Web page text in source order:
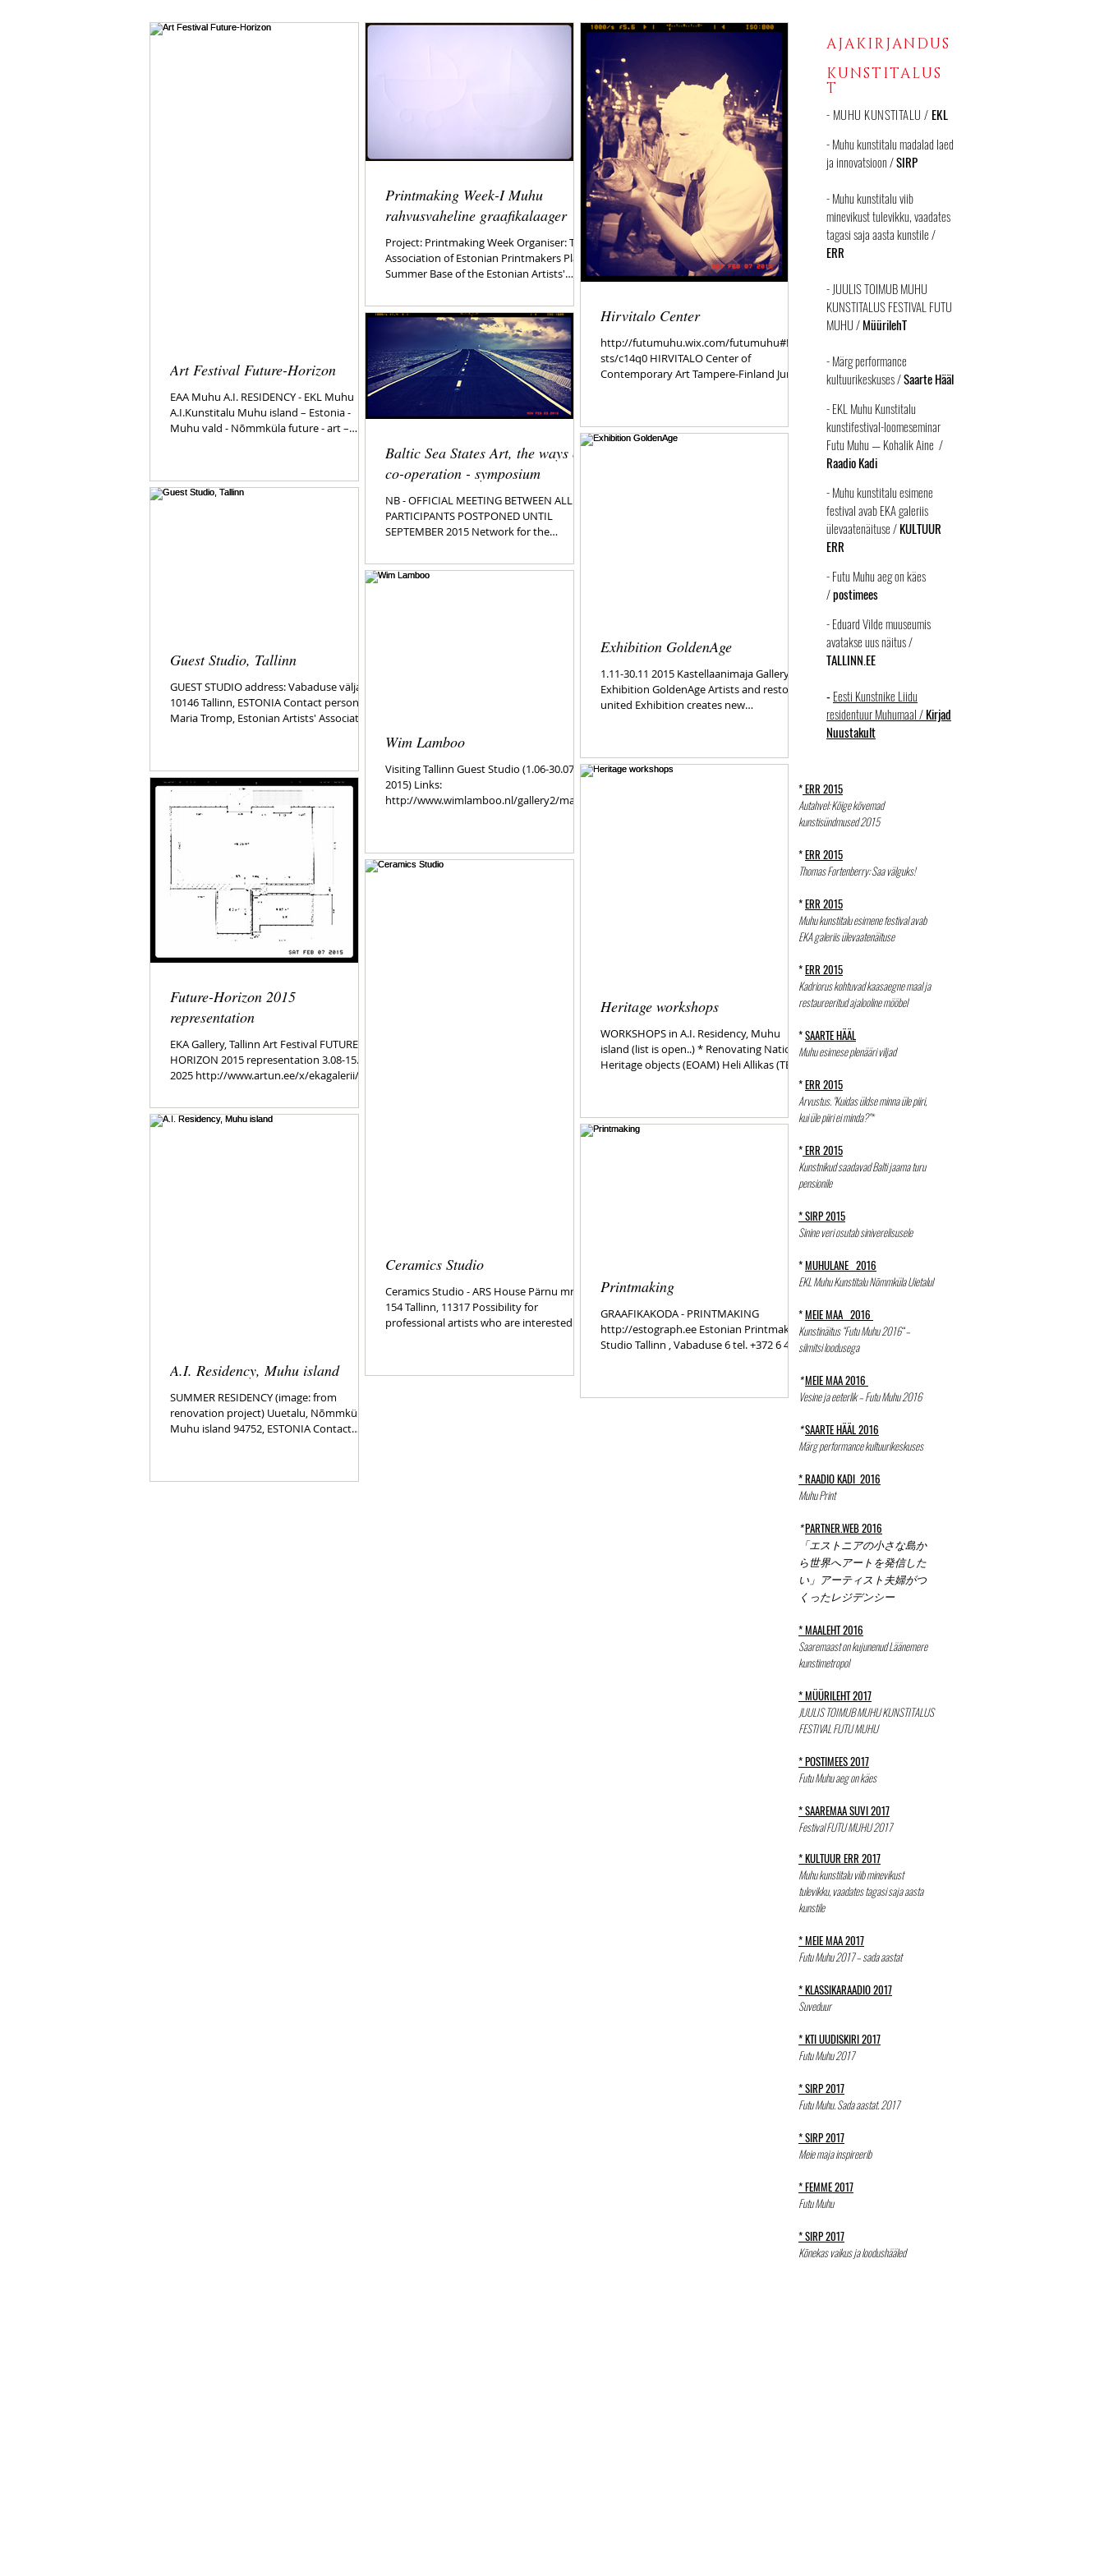
Art Festival Future-Horizon
EAA Muhu A.I. RESIDENCY - EKL Muhu
A.I.Kunstitalu Muhu island – Estonia -
Muhu vald - Nõmmküla future - art –
Printmaking Week-I Muhu
rahvusvaheline graafikalaager
Project: Printmaking Week Organiser: The
Association of Estonian Printmakers Place:
Summer Base of the Estonian Artists'
Hirvitalo Center
http://futumuhu.wix.com/futumuhu#!arti
sts/c14q0 HIRVITALO Center of
Contemporary Art Tampere-Finland June-
Guest Studio, Tallinn
GUEST STUDIO address: Vabaduse väljak 6,
10146 Tallinn, ESTONIA Contact person:
Maria Tromp, Estonian Artists' Association
Baltic Sea States Art, the ways of
co-operation - symposium
NB - OFFICIAL MEETING BETWEEN ALL
PARTICIPANTS POSTPONED UNTIL
SEPTEMBER 2015 Network for the
Exhibition GoldenAge
1.11-30.11 2015 Kastellaanimaja Gallery
Exhibition GoldenAge Artists and restorers
united Exhibition creates new
Future-Horizon 2015
representation
EKA Gallery, Tallinn Art Festival FUTURE-
HORIZON 2015 representation 3.08-15.08.
2025 http://www.artun.ee/x/ekagalerii/
Wim Lamboo
Visiting Tallinn Guest Studio (1.06-30.07.
2015) Links:
http://www.wimlamboo.nl/gallery2/main.p
Heritage workshops
WORKSHOPS in A.I. Residency, Muhu
island (list is open..) * Renovating National
Heritage objects (EOAM) Heli Allikas (TEK -
A.I. Residency, Muhu island
SUMMER RESIDENCY (image: from
renovation project) Uuetalu, Nõmmküla,
Muhu island 94752, ESTONIA Contact
Ceramics Studio
Ceramics Studio - ARS House Pärnu mnt
154 Tallinn, 11317 Possibility for
professional artists who are interested in
Printmaking
GRAAFIKAKODA - PRINTMAKING
http://estograph.ee Estonian Printmaking
Studio Tallinn , Vabaduse 6 tel. +372 6 446
AJAKIRJANDUS
KUNSTITALUS
T
- MUHU KUNSTITALU / EKL
- Muhu kunstitalu madalad laed
ja innovatsioon /SIRP
-Muhu kunstitalu viib
minevikust tulevikku, vaadates
tagasi saja aasta kunstile /
ERR
- JUULIS TOIMUB MUHU
KUNSTITALUS FESTIVAL FUTU
MUHU /MüürilehT
-Märg performance
kultuurikeskuses /Saarte Hääl
-EKL Muhu Kunstitalu
kunstifestival-loomeseminar
Futu Muhu — Kohalik Aine /
Raadio Kadi
-Muhu kunstitalu esimene
festival avab EKA galeriis
ülevaatenäituse /KULTUUR
ERR
- Futu Muhu aeg on käes
/postimees
- Eduard Vilde muuseumis
avatakse uus näitus /
TALLINN.EE
- Eesti Kunstnike Liidu
residentuur Muhumaal /Kirjad
Nuustakult
*ERR 2015
Autahvel: Kõige kõvemad
kunstisündmused 2015
*ERR 2015
Thomas Fortenberry: Saa välguks!
*ERR 2015
Muhu kunstitalu esimene festival avab
EKA galeriis ülevaatenäituse
*ERR 2015
Kadriorus kohtuvad kaasaegne maal ja
restaureeritud ajalooline mööbel
*SAARTE HÄÄL
Muhu esimese plenääri viljad
*ERR 2015
Arvustus. "Kuidas üldse minna üle piiri,
kui üle piiri ei minda?"*
*ERR 2015
Kunstnikud saadavad Balti jaama turu
pensionile
* SIRP 2015
Sinine veri osutab siniverelisusele
*MUHULANE 2016
EKL Muhu Kunstitalu Nõmmküla Uietalul
*MEIE MAA 2016
Kunstinäitus “Futu Muhu 2016“ –
silmitsi loodusega
*MEIE MAA 2016
Vesine ja eeterlik – Futu Muhu 2016
*SAARTE HÄÄL 2016
Märg performance kultuurikeskuses
*RAADIO KADI 2016
Muhu Print
*PARTNER.WEB 2016
「エストニアの小さな島か
ら世界へアートを発信した
い」アーティスト夫婦がつ
くったレジデンシー
* MAALEHT 2016
Saaremaast on kujunenud Läänemere
kunstimetropo​l
* MÜÜRILEHT 2017
JUULIS TOIMUB MUHU KUNSTITALUS
FESTIVAL FUTU MUHU
* POSTIMEES 2017
Futu Muhu aeg on käes
* SAAREMAA SUVI 2017
Festival FUTU MUHU 2017
* KULTUUR ERR 2017
Muhu kunstitalu viib minevikust
tulevikku, vaadates tagasi saja aasta
kunstile
* MEIE MAA 2017
Futu Muhu 2017 – sada aastat
* KLASSIKARAADIO 2017
Suveduur
* KTI UUDISKIRI 2017
Futu Muhu 2017
* SIRP 2017
Futu Muhu. Sada aastat. 2017
* SIRP 2017
Meie maja inspireerib
* FEMME 2017
Futu Muhu
* SIRP 2017
Kõnekas vaikus ja loodushääled